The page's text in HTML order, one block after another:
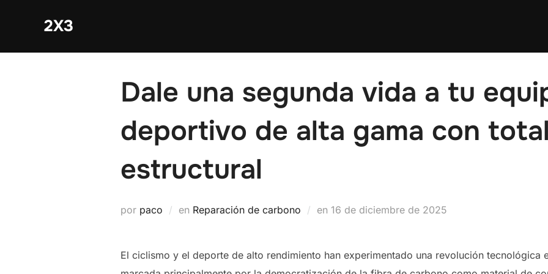
2X3
Dale una segunda vida a tu
deportivo de alta gama con
estructural
por paco en Reparación de carbono en Publicado
16 de diciembre de 2025
El ciclismo y el deporte de alto rendimiento han experimentado una revolución tecnológica